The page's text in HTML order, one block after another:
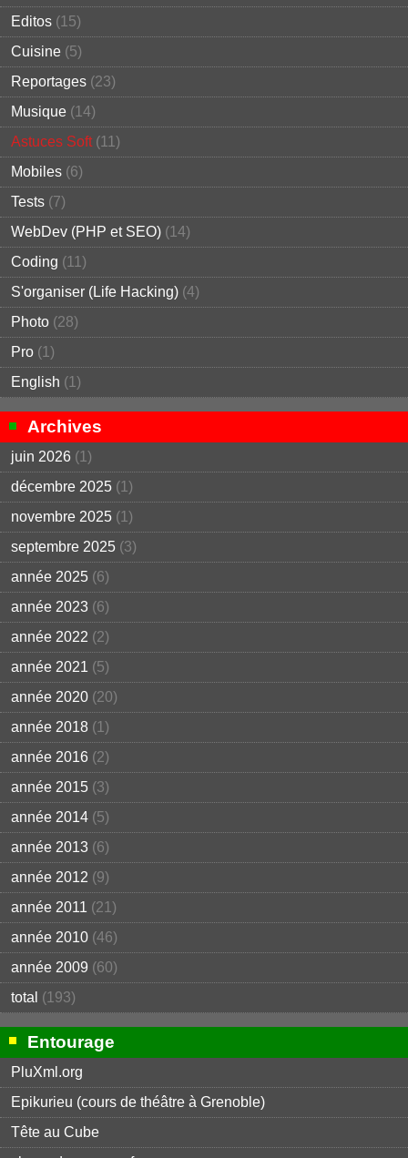
Editos (15)
Cuisine (5)
Reportages (23)
Musique (14)
Astuces Soft(11)
Mobiles (6)
Tests (7)
WebDev (PHP et SEO) (14)
Coding (11)
S'organiser (Life Hacking) (4)
Photo (28)
Pro (1)
English (1)
Archives
juin 2026 (1)
décembre 2025 (1)
novembre 2025 (1)
septembre 2025 (3)
année 2025 (6)
année 2023 (6)
année 2022 (2)
année 2021 (5)
année 2020 (20)
année 2018 (1)
année 2016 (2)
année 2015 (3)
année 2014 (5)
année 2013 (6)
année 2012 (9)
année 2011 (21)
année 2010 (46)
année 2009 (60)
total (193)
Entourage
PluXml.org
Epikurieu (cours de théâtre à Grenoble)
Tête au Cube